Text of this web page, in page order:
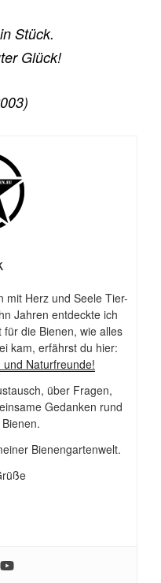
Stück.
Glück!
mit Herz und Seele Tier-
Jahren entdeckte ich
die Bienen, wie alles
kam, erfährst du hier:
Naturfreunde!
über Fragen,
Gedanken rund
Bienengartenwelt.